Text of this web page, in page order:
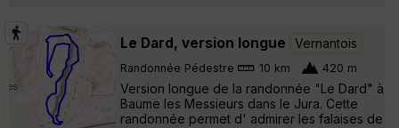
Le Dard, version longue Vernantois
Randonnée Pédestre 10 km 420 m
Version longue de la randonnée "Le Dard" à
Baume les Messieurs dans le Jura. Cette
randonnée permet d' admirer les falaises de